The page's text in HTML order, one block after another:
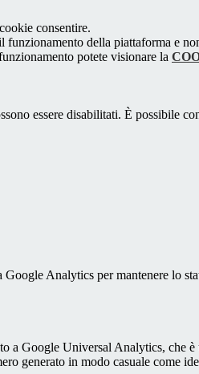
consentire.
funzionamento della piattaforma e
potete visionare la
essere disabilitati. È possibile
Analytics per mantenere lo
a Google Universal Analytics, che
generato in modo casuale come